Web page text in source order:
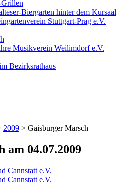
Grillen
Biergarten hinter dem Kursaal
Stuttgart-Prag e.V.
Musikverein Weilimdorf e.V.
Bezirksrathaus
2009 > Gaisburger Marsch
am 04.07.2009